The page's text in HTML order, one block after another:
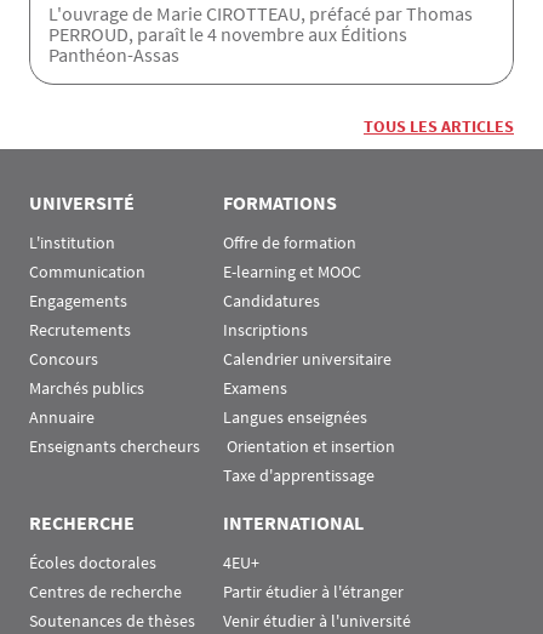
L'ouvrage de Marie CIROTTEAU, préfacé par Thomas
PERROUD, paraît le 4 novembre aux Éditions
Panthéon-Assas
TOUS LES ARTICLES
UNIVERSITÉ
L'institution
Communication
Engagements
Recrutements
Concours
Marchés publics
Annuaire
Enseignants chercheurs
FORMATIONS
Offre de formation
E-learning et MOOC
Candidatures
Inscriptions
Calendrier universitaire
Examens
Langues enseignées
Orientation et insertion
Taxe d'apprentissage
RECHERCHE
Écoles doctorales
Centres de recherche
Soutenances de thèses
INTERNATIONAL
4EU+
Partir étudier à l'étranger
Venir étudier à l'université